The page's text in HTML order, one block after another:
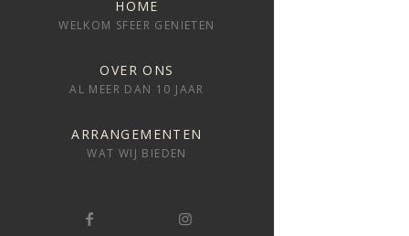
HOME
WELKOM SFEER GENIETEN
OVER ONS
AL MEER DAN 10 JAAR
ARRANGEMENTEN
WAT WIJ BIEDEN